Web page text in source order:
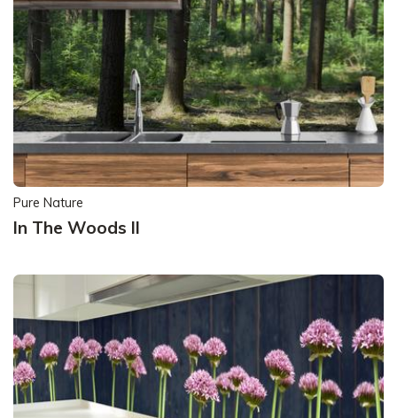
Pure Nature
In The Woods II